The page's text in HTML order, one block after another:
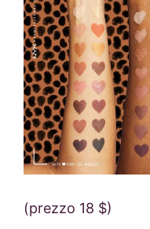
(prezzo 18 $)